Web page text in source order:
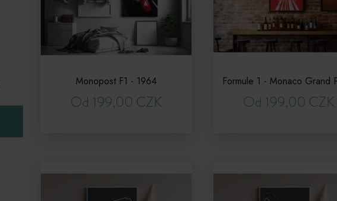
Monopost F1 - 1964
Od 199,00 CZK Od 199,00 CZK